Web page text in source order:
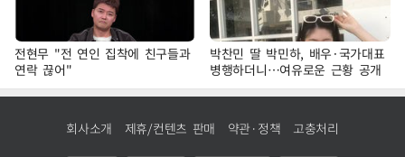
전현무 "전 연인 집착에 친구들과
연락 끊어"
박찬민 딸 박민하, 배우·국가대표
병행하더니…여유로운 근황 공개
회사소개 제휴/컨텐츠 판매 약관·정책 고충처리